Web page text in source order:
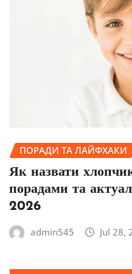
ПОРАДИ ТА ЛАЙФХАКИ
Як назвати
порадами та
2026
admin545 Jul 28,